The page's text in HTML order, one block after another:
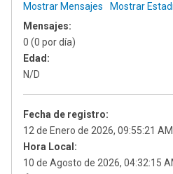
Mostrar Mensajes
Mostrar
Mensajes:
0 (0 por día)
Edad:
N/D
Fecha de registro:
12 de Enero de 2026, 09:55:21 AM
Hora Local:
10 de Agosto de 2026, 04:32:15